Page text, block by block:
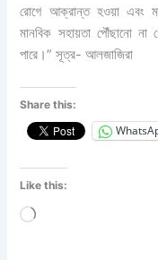
রোগে আক্রান্ত হওয়া এবং
মানবিক সহায়তা পৌঁছানো না
পারে।” সূত্র- আলজাজিরা
Share this:
Like this:
Loading…